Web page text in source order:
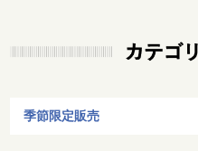
季節限定販売